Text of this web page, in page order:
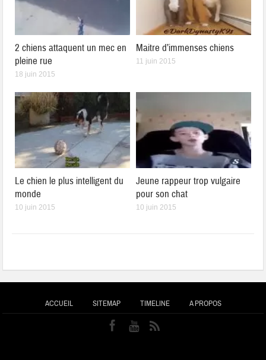
2 chiens attaquent un mec en
pleine rue
18 juin 2015
Maitre d’immenses chiens
11 juin 2015
Le chien le plus intelligent du
monde
10 juin 2015
Jeune rappeur trop vulgaire
pour son chat
10 juin 2015
ACCUEIL SITEMAP TIMELINE A PROPOS